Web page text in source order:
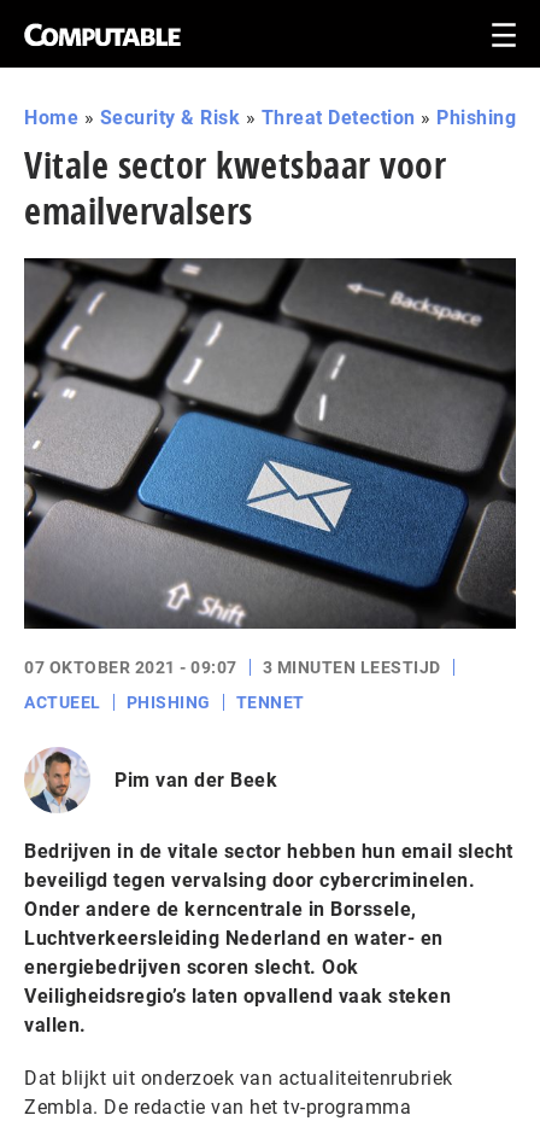
Home » Security & Risk » Threat Detection » Phishing
Vitale sector kwetsbaar voor
emailvervalsers
07 OKTOBER 2021 - 09:07
3 MINUTEN LEESTIJD
ACTUEEL
PHISHING TENNET
Pim van der Beek
Bedrijven in de vitale sector hebben hun email slecht
beveiligd tegen vervalsing door cybercriminelen.
Onder andere de kerncentrale in Borssele,
Luchtverkeersleiding Nederland en water- en
energiebedrijven scoren slecht. Ook
Veiligheidsregio’s laten opvallend vaak steken
vallen.
Dat blijkt uit onderzoek van actualiteitenrubriek
Zembla. De redactie van het tv-programma